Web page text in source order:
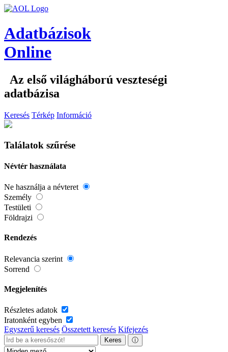
Adatbázisok
Online
Az első világháború veszteségi
adatbázisa
Keresés Térkép Információ
Találatok szűrése
Névtér használata
Ne használja a névteret
Személy
Testületi
Földrajzi
Rendezés
Relevancia szerint
Sorrend
Megjelenítés
Részletes adatok
Iratonként egyben
Egyszerű keresés Összetett keresés Kifejezés
Keres ⓘ